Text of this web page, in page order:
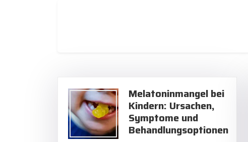
Melatoninmangel bei
Kindern: Ursachen,
Symptome und
Behandlungsoptionen